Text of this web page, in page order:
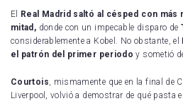
El Real Madrid saltó al césped con
mitad, donde con un impecable disparo de
considerablemente a Kobel. No obstante, el
el patrón del primer periodo y sometió
Courtois , mismamente que en la final de
Liverpool, volvió a demostrar de qué pasta